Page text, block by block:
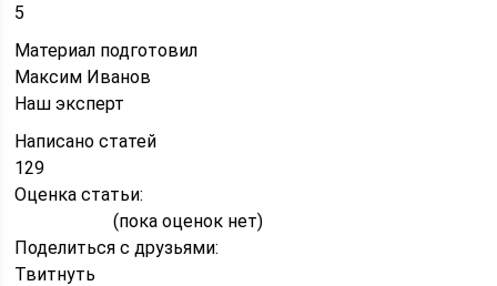
5
Материал подготовил
Максим Иванов
Наш эксперт
Написано статей
129
Оценка статьи:
(пока оценок нет)
Поделиться с друзьями:
Твитнуть